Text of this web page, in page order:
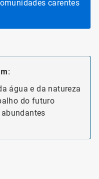
carentes
água e da natureza
do futuro